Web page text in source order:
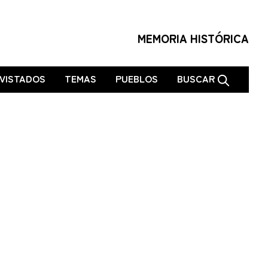
MEMORIA HISTÓRICA
TEMAS PUEBLOS BUSCAR